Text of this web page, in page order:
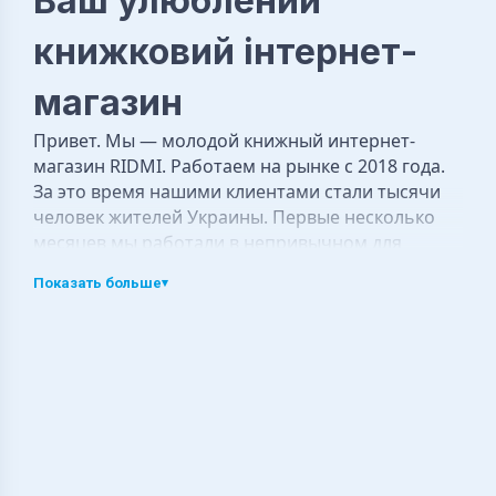
книжковий інтернет-
магазин
Привет. Мы — молодой книжный интернет-
магазин RIDMI. Работаем на рынке с 2018 года.
За это время нашими клиентами стали тысячи
человек жителей Украины. Первые несколько
месяцев мы работали в непривычном для
покупателям как новые, так и прочитанные
Показать больше▾